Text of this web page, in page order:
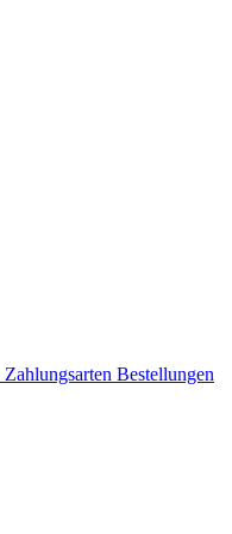
Zahlungsarten Bestellungen